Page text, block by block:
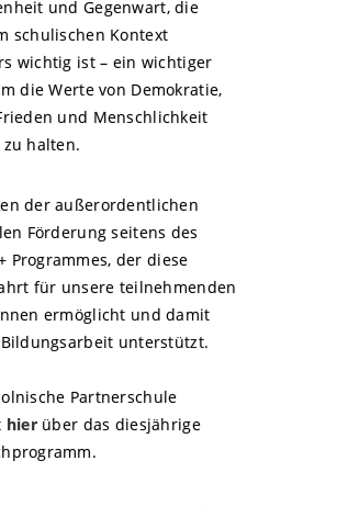
und Gegenwart, die
schulischen Kontext
wichtig ist – ein wichtiger
die Werte von Demokratie,
und Menschlichkeit
halten.
der außerordentlichen
Förderung seitens des
Programmes, der diese
für unsere teilnehmenden
ermöglicht und damit
unterstützt.
Partnerschule
hierüber das diesjährige